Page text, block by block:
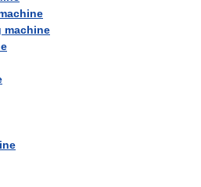
machine